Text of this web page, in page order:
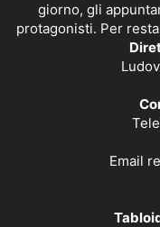
giorno, gli
protagonisti. Per
Email